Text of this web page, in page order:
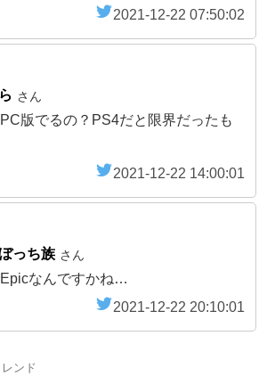
2021-12-22 07:50:02
さん
版でるの？PS4だと限界だったも
2021-12-22 14:00:01
っち族 さん
なんですかね…
2021-12-22 20:10:01
レンド